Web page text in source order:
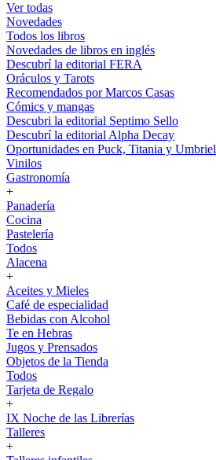
Ver todas
Novedades
Todos los libros
Novedades de libros en inglés
Descubrí la editorial FERA
Oráculos y Tarots
Recomendados por Marcos Casas
Cómics y mangas
Descubri la editorial Septimo Sello
Descubrí la editorial Alpha Decay
Oportunidades en Puck, Titania y Umbriel
Vinilos
Gastronomía
+
Panadería
Cocina
Pastelería
Todos
Alacena
+
Aceites y Mieles
Café de especialidad
Bebidas con Alcohol
Te en Hebras
Jugos y Prensados
Objetos de la Tienda
Todos
Tarjeta de Regalo
+
IX Noche de las Librerías
Talleres
+